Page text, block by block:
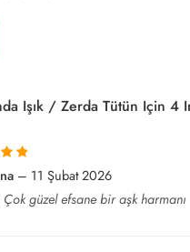
Işık / Zerda Tütün Için 4
– 11 Şubat 2026
güzel efsane bir aşk harmanı